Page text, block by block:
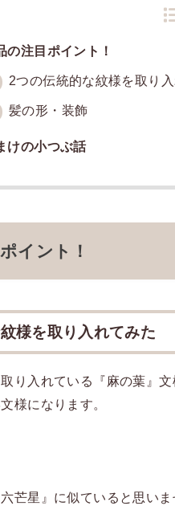
の注目ポイント！
2つの伝統的な紋様を取り
髪の形・装飾
けの小つぶ話
イント！
様を取り入れてみた
り入れている『麻の葉』
様になります。
芒星』に似ていると思い